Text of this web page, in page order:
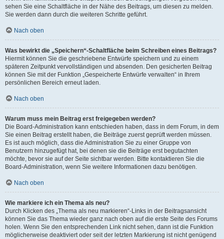
sehen Sie eine Schaltfläche in der Nähe des Beitrags, um diesen zu melden.
Sie werden dann durch die weiteren Schritte geführt.
Nach oben
Was bewirkt die „Speichern“-Schaltfläche beim Schreiben eines Beitrags?
Hiermit können Sie die geschriebene Entwürfe speichern und zu einem
späteren Zeitpunkt vervollständigen und absenden. Den gesicherten Beitrag
können Sie mit der Funktion „Gespeicherte Entwürfe verwalten“ in Ihrem
persönlichen Bereich erneut laden.
Nach oben
Warum muss mein Beitrag erst freigegeben werden?
Die Board-Administration kann entschieden haben, dass in dem Forum, in dem
Sie einen Beitrag erstellt haben, die Beiträge zuerst geprüft werden müssen.
Es ist auch möglich, dass die Administration Sie zu einer Gruppe von
Benutzern hinzugefügt hat, bei denen sie die Beiträge erst begutachten
möchte, bevor sie auf der Seite sichtbar werden. Bitte kontaktieren Sie die
Board-Administration, wenn Sie weitere Informationen dazu benötigen.
Nach oben
Wie markiere ich ein Thema als neu?
Durch Klicken des „Thema als neu markieren“-Links in der Beitragsansicht
können Sie das Thema wieder ganz nach oben auf die erste Seite des Forums
holen. Wenn Sie den entsprechenden Link nicht sehen, dann ist die Funktion
möglicherweise deaktiviert oder seit der letzten Markierung ist nicht genügend